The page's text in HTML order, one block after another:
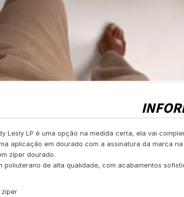
Lesly LP é uma opção na medida certa, ela vai
aplicação em dourado com a assinatura da marca
zíper dourado.
poliuterano de alta qualidade, com acabamentos
zíper